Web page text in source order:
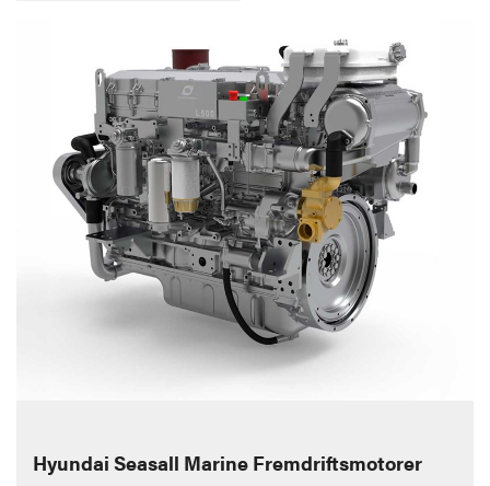
Hyundai Seasall Marine Fremdriftsmotorer